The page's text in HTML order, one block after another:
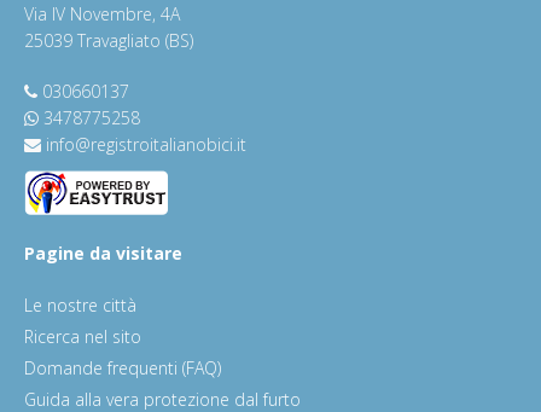
Via IV Novembre, 4A
25039 Travagliato (BS)
030660137
3478775258
info@registroitalianobici.it
Pagine da visitare
Le nostre città
Ricerca nel sito
Domande frequenti (FAQ)
Guida alla vera protezione dal furto